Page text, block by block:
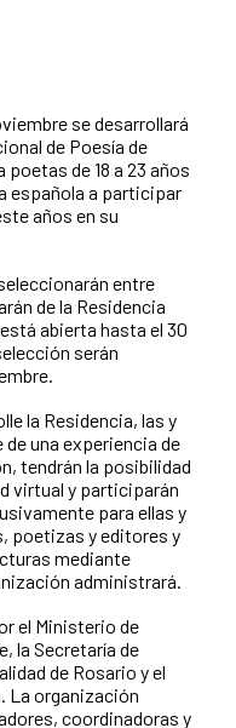
se desarrollará
de Poesía de
de 18 a 23 años
española a participar
años en su
entre
de la Residencia
abierta hasta el 30
serán
la Residencia, las y
una experiencia de
tendrán la posibilidad
virtual y participarán
para ellas y
poetizas y editores y
mediante
administrará.
el Ministerio de
la Secretaría de
de Rosario y el
La organización
coordinadoras y